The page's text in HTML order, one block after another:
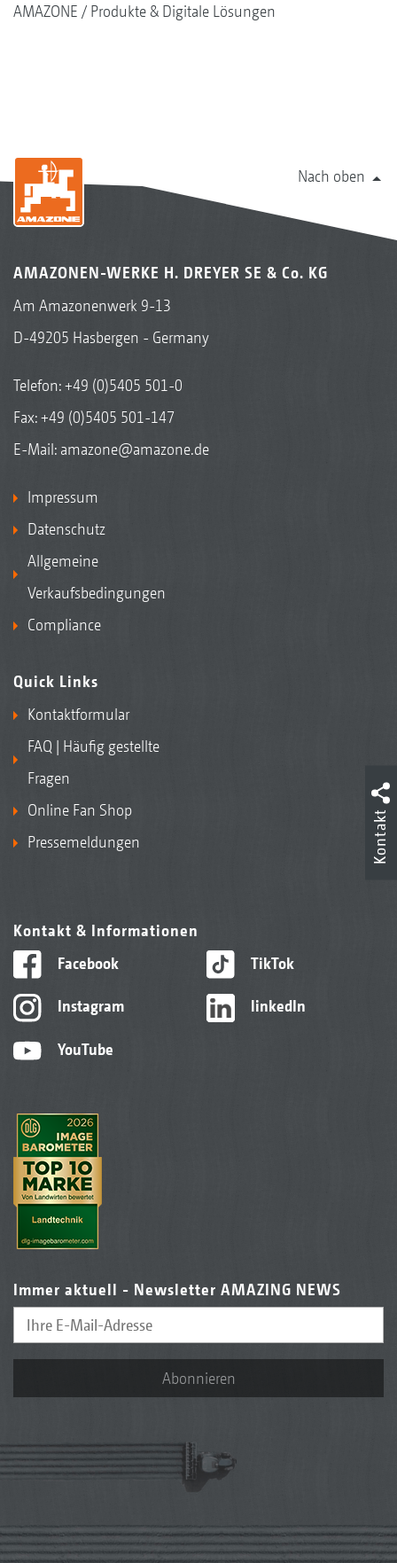
AMAZONE Produkte & Digitale Lösungen
Nach oben
AMAZONEN-WERKE H. DREYER SE & Co. KG
Am Amazonenwerk 9-13
D-49205 Hasbergen - Germany
Telefon:+49 (0)5405 501-0
Fax: +49 (0)5405 501-147
E-Mail: amazone@amazone.de
Impressum
Datenschutz
Allgemeine
Verkaufsbedingungen
Compliance
Quick Links
Kontaktformular
FAQ | Häufig gestellte
Fragen
Online Fan Shop
Pressemeldungen
Kontakt & Informationen
Facebook
Instagram
YouTube
TikTok
linkedIn
Immer aktuell - Newsletter AMAZING NEWS
Abonnieren
Kontakt